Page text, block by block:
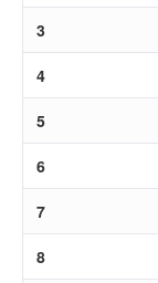
3
4
5
6
7
8